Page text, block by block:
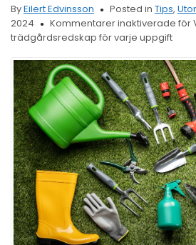
ByEilert Edvinsson Posted in Tips,
2024
Kommentarer inaktiverade för
trädgårdsredskap för varje uppgift